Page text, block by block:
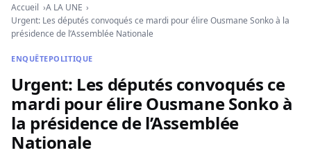
Accueil
A LA UNE
Urgent: Les députés convoqués ce mardi pour élire Ousmane Sonko à la
présidence de l’Assemblée Nationale
ENQUÊTEPOLITIQUE
Urgent: Les députés convoqués ce
mardi pour élire Ousmane Sonko à
la présidence de l’Assemblée
Nationale